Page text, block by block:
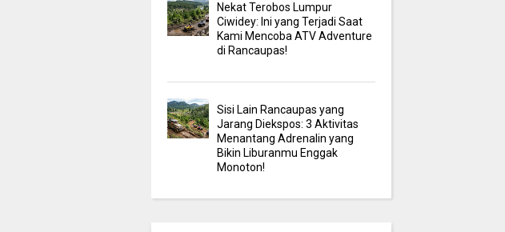
Nekat Terobos Lumpur
Ciwidey: Ini yang Terjadi Saat
Kami Mencoba ATV Adventure
di Rancaupas!
Sisi Lain Rancaupas yang
Jarang Diekspos: 3 Aktivitas
Menantang Adrenalin yang
Bikin Liburanmu Enggak
Monoton!